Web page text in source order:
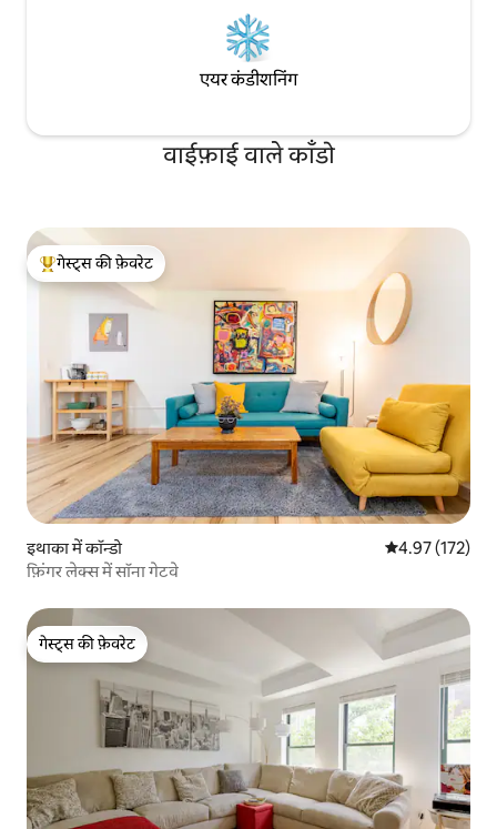
एयर कंडीशनिंग
वाईफ़ाई वाले काँडो
गेस्ट्स का टॉप फ़ेवरेट
गेस्ट्स की फ़ेवरेट
इथाका में कॉन्डो औसत रेटिंग 5 में से
4.97 (172)
फ़िंगर लेक्स में सॉना गेटवे
गेस्ट्स की फ़ेवरेट
गेस्ट्स की फ़ेवरेट